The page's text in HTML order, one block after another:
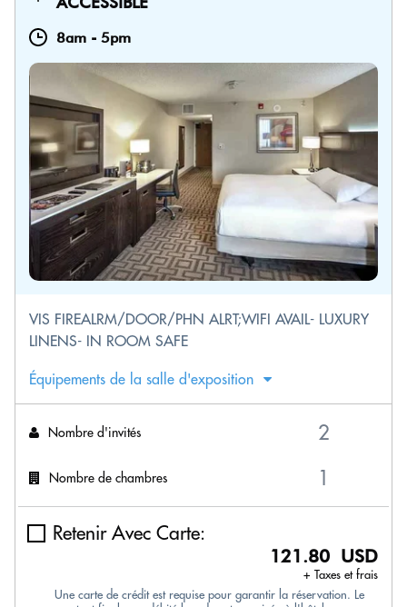
8am - 5pm
VIS FIREALRM/DOOR/PHN ALRT;WIFI AVAIL- LUXURY
LINENS- IN ROOM SAFE
Équipements de la salle d'exposition
Nombre d'invités
Nombre de chambres
Retenir Avec Carte:
121.80 USD
+ Taxes et frais
Une carte de crédit est requise pour garantir la réservation. Le